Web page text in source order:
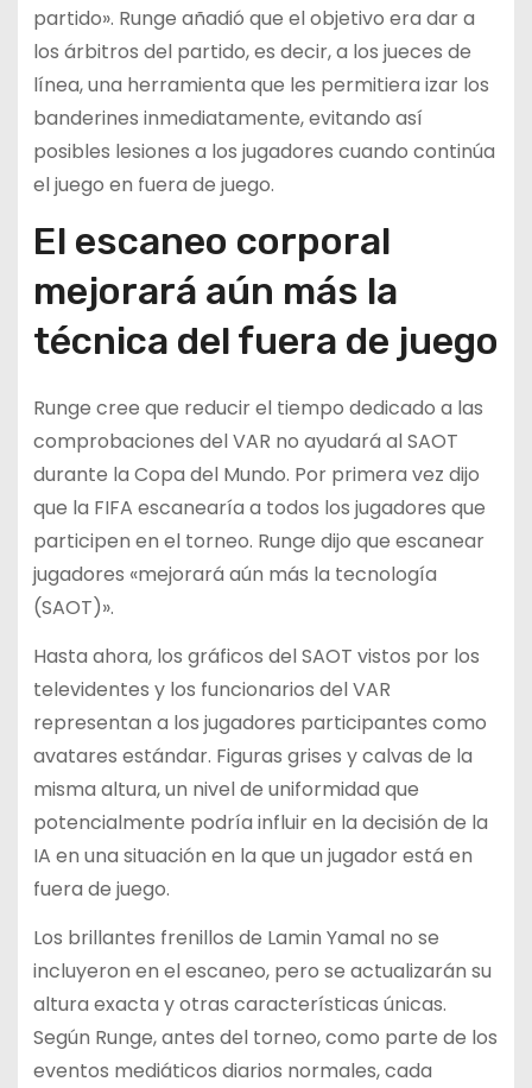
partido». Runge añadió que el objetivo era dar a
los árbitros del partido, es decir, a los jueces de
línea, una herramienta que les permitiera izar los
banderines inmediatamente, evitando así
posibles lesiones a los jugadores cuando continúa
el juego en fuera de juego.
El escaneo corporal
mejorará aún más la
técnica del fuera de juego
Runge cree que reducir el tiempo dedicado a las
comprobaciones del VAR no ayudará al SAOT
durante la Copa del Mundo. Por primera vez dijo
que la FIFA escanearía a todos los jugadores que
participen en el torneo. Runge dijo que escanear
jugadores «mejorará aún más la tecnología
(SAOT)».
Hasta ahora, los gráficos del SAOT vistos por los
televidentes y los funcionarios del VAR
representan a los jugadores participantes como
avatares estándar. Figuras grises y calvas de la
misma altura, un nivel de uniformidad que
potencialmente podría influir en la decisión de la
IA en una situación en la que un jugador está en
fuera de juego.
Los brillantes frenillos de Lamin Yamal no se
incluyeron en el escaneo, pero se actualizarán su
altura exacta y otras características únicas.
Según Runge, antes del torneo, como parte de los
eventos mediáticos diarios normales, cada